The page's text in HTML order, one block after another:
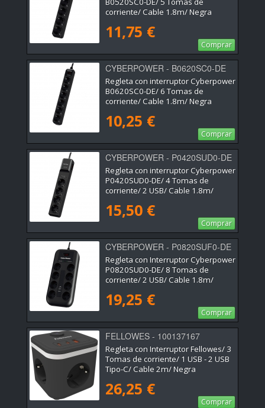
corriente/ Cable 1.8m/ Negra
11,75 €
Comprar
CYBERPOWER - B0620SC0-DE
Regleta con interruptor Cyberpower
B0620SC0-DE/ 6 Tomas de
corriente/ Cable 1.8m/ Negra
10,25 €
Comprar
CYBERPOWER - P0420SUD0-DE
Regleta con interruptor Cyberpower
P0420SUD0-DE/ 4 Tomas de
corriente/ 2 USB/ Cable 1.8m/
15,50 €
Comprar
CYBERPOWER - P0820SUF0-DE
Regleta con Interruptor Cyberpower
P0820SUD0-DE/ 8 Tomas de
corriente/ 2 USB/ Cable 1.8m/
19,25 €
Comprar
FELLOWES - 100137167
Regleta con Interruptor Fellowes/ 3
Tomas de corriente/ 1 USB - 2 USB
Tipo-C/ Cable 2m/ Negra
26,25 €
Comprar